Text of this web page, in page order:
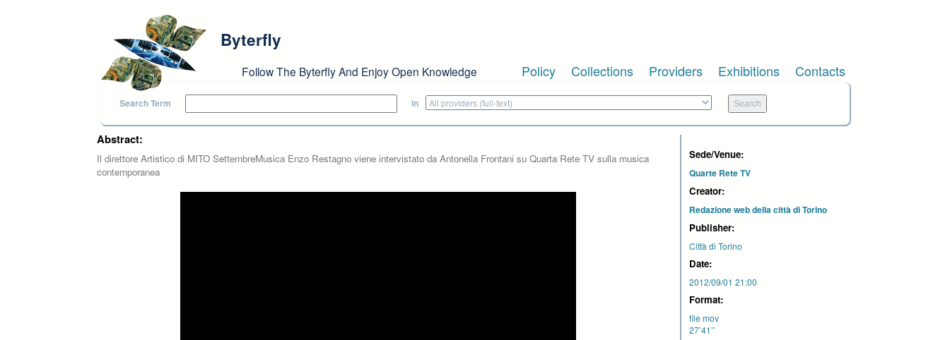
Byterfly
Follow The Byterfly And Enjoy Open Knowledge Policy Collections Providers Exhibitions Contacts
Search Term in
Abstract:
Il direttore Artistico di MITO SettembreMusica Enzo Restagno viene intervistato da Antonella Frontani su Quarta Rete TV sulla musica
contemporanea
Sede/Venue:
Quarte Rete TV
Creator:
Redazione web della città di Torino
Publisher:
Città di Torino
Date:
2012/09/01 21:00
Format:
file mov
27’41’’